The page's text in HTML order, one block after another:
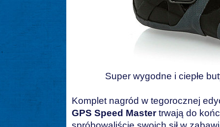
Super wygodne i ciepłe
Komplet nagród w tegorocznej
GPS Speed Mastertrwają do